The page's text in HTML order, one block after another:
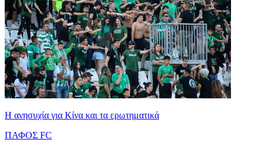
Η ανησυχία για Κίνα και τα ερωτηματικά
ΠΑΦΟΣ FC